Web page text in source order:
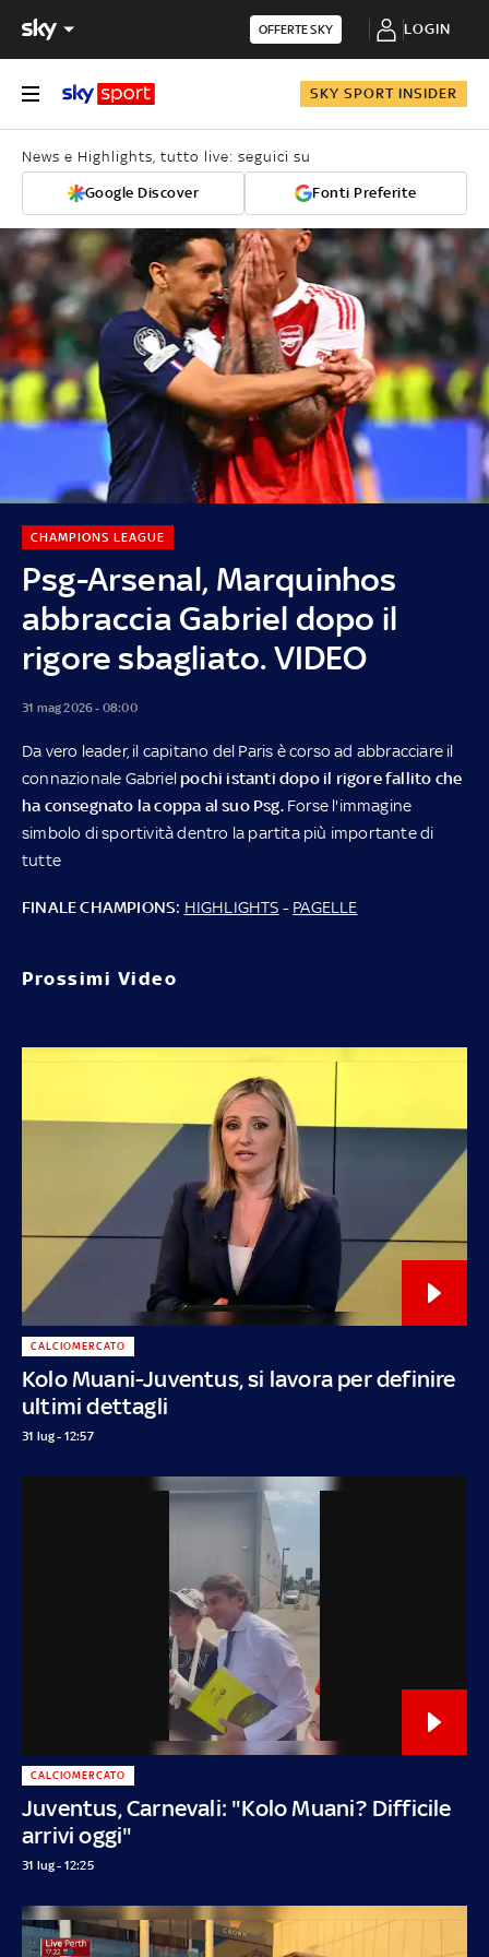
OFFERTE SKY LOGIN
SKY SPORT INSIDER
News e Highlights, tutto live: seguici su
Google Discover Fonti Preferite
Psg-Arsenal, Marquinhos
abbraccia Gabriel dopo il
rigore sbagliato. VIDEO
CHAMPIONS LEAGUE
31 mag 2026 - 08:00
Da vero leader, il capitano del Paris è corso ad abbracciare il
connazionale Gabriel pochi istanti dopo il rigore fallito che
ha consegnato la coppa al suo Psg.Forse l'immagine
simbolo di sportività dentro la partita più importante di
tutte
FINALE CHAMPIONS: HIGHLIGHTS - PAGELLE
Prossimi Video
Kolo Muani-Juventus, si lavora per definire
ultimi dettagli
CALCIOMERCATO
31 lug - 12:57
Juventus, Carnevali: "Kolo Muani? Difficile
arrivi oggi"
CALCIOMERCATO
31 lug - 12:25